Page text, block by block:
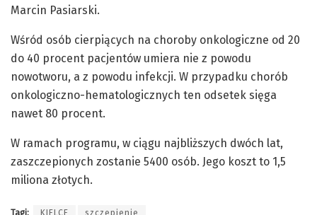
Marcin Pasiarski.
Wśród osób cierpiących na choroby onkologiczne od 20
do 40 procent pacjentów umiera nie z powodu
nowotworu, a z powodu infekcji. W przypadku chorób
onkologiczno-hematologicznych ten odsetek sięga
nawet 80 procent.
W ramach programu, w ciągu najbliższych dwóch lat,
zaszczepionych zostanie 5400 osób. Jego koszt to 1,5
miliona złotych.